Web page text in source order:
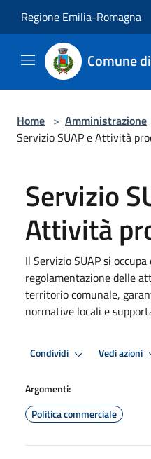
Regione Emilia-Romagna
Comune
Home > Amministrazione
Servizio SUAP e Attività
Servizio
Attività
Il Servizio SUAP si
regolamentazione delle
territorio comunale,
normative locali e
Condividi Vedi azioni
Argomenti:
Politica commerciale